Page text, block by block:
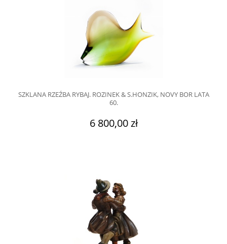
SZKLANA RZEŹBA RYBAJ. ROZINEK & S.HONZIK, NOVY BOR LATA
60.
6 800,00 zł